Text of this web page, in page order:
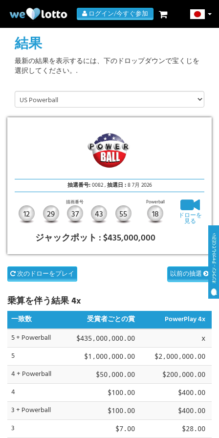
ログイン/今すぐ参加
結果
最新の結果を表示するには、下のドロップダウンで宝くじを
選択してください。.
抽選番号:0082 ,抽選日 :8 7月 2026
描画番号 Powerball
12 29 37 43 55 18
ジャックポット :$435,000,000
ドローを
見る
次のドローをプレイ 以前の抽選
乗算を伴う結果 4x
一致数 受賞者ごとの賞
PowerPlay 4x
5 + Powerball
$435,000,000.00 x
5 $1,000,000.00 $2,000,000.00
4 + Powerball $50,000.00 $200,000.00
4 $100.00 $400.00
3 + Powerball $100.00 $400.00
3 $7.00 $28.00